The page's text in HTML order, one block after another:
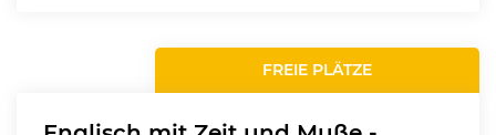
FREIE PLÄTZE